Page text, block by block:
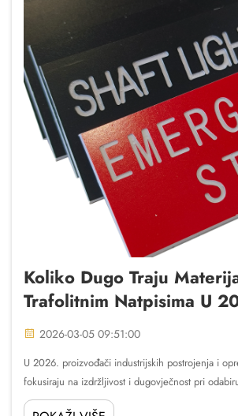
Koliko Dugo Traju
Trafolitnim Natpisima U
2026-03-05 09:51:00
U 2026. proizvođači industrijskih postrojenja i
fokusiraju na izdržljivost i dugovječnost pri
identifikaciju. Trafolitni materijali za oznake postali